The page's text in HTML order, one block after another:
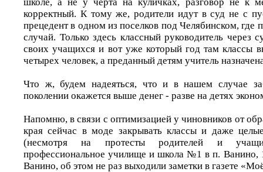
корректный. К тому же, родители идут в суд не с
прецедент в одном из поселков под Челябинском, где
случай. Только здесь классный руководитель через
своих учащихся и вот уже который год там классы
четырех человек, а преданный детям учитель
Что ж, будем надеяться, что и в нашем случае
поколении окажется выше денег - разве на детях
Напомню, в связи с оптимизацией у чиновников от
края сейчас в моде закрывать классы и даже
(несмотря на протесты родителей и
профессиональное училище и школа №1 в п. Ванино,
Ванино, об этом не раз выходили заметки в газете